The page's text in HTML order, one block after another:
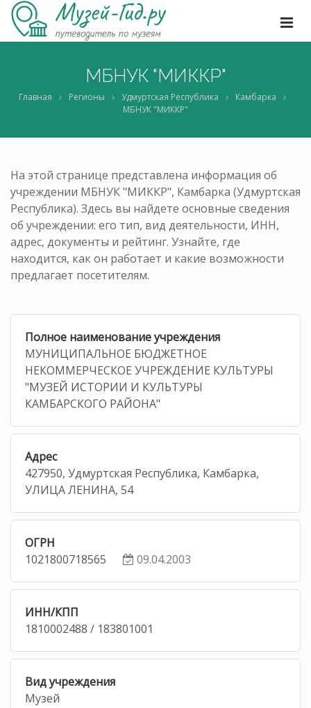
МБНУК "МИККР"
Главная Регионы Удмуртская Республика
Камбарка
МБНУК "МИККР"
На этой странице представлена информация об
учреждении МБНУК "МИККР", Камбарка (Удмуртская
Республика). Здесь вы найдете основные сведения
об учреждении: его тип, вид деятельности, ИНН,
адрес, документы и рейтинг. Узнайте, где
находится, как он работает и какие возможности
предлагает посетителям.
Полное наименование учреждения
МУНИЦИПАЛЬНОЕ БЮДЖЕТНОЕ
НЕКОММЕРЧЕСКОЕ УЧРЕЖДЕНИЕ КУЛЬТУРЫ
"МУЗЕЙ ИСТОРИИ И КУЛЬТУРЫ
КАМБАРСКОГО РАЙОНА"
Адрес
427950, Удмуртская Республика, Камбарка,
УЛИЦА ЛЕНИНА, 54
ОГРН
1021800718565
09.04.2003
ИНН/КПП
1810002488 / 183801001
Вид учреждения
Музей